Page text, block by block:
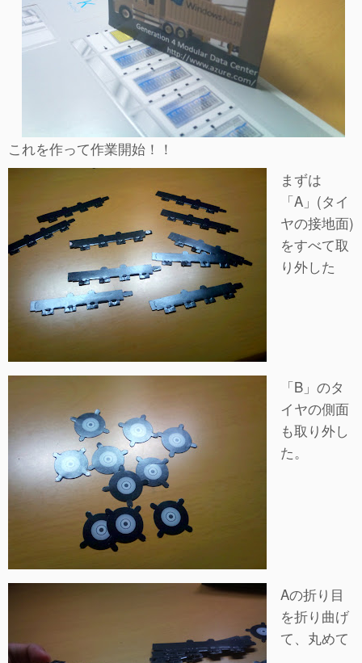
これを作って作業開始！！
まずは
「A」(タイ
ヤの接地面)
をすべて取
り外した
「B」のタ
イヤの側面
も取り外し
た。
Aの折り目
を折り曲げ
て、丸めて